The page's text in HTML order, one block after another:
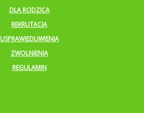
DLA RODZICA
REKRUTACJA
USPRAWIEDLIWIENIA
ZWOLNIENIA
REGULAMIN